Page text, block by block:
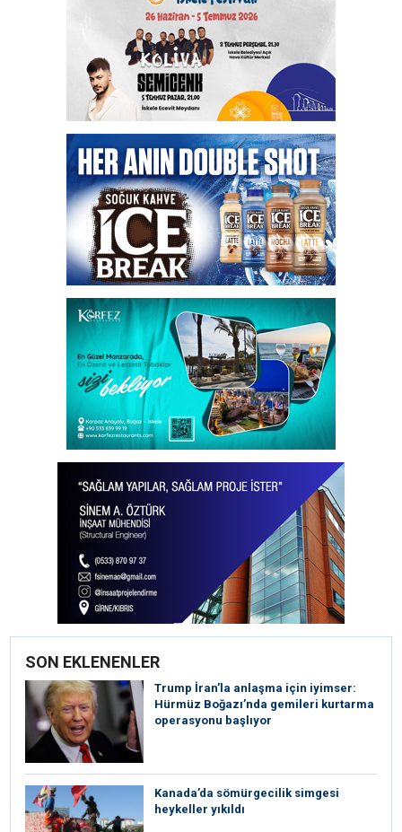
SON EKLENENLER
Trump İran’la anlaşma için iyimser:
Hürmüz Boğazı’nda gemileri kurtarma
operasyonu başlıyor
Kanada’da sömürgecilik simgesi
heykeller yıkıldı